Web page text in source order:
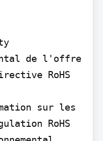
de l'offre
RoHS
sur les
RoHS